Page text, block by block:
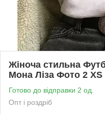
Жіноча стильна
Мона Ліза Фото 2 XS
Готово до відправки 2 од.
Опт і роздріб